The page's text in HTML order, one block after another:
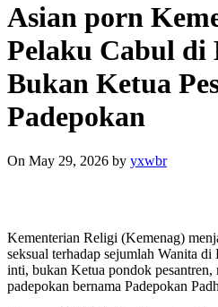
Asian porn
Pelaku Cabul di
Bukan Ketua
Padepokan
On May 29, 2026 by yxwbr
Kementerian Religi (Kemenag)
seksual terhadap sejumlah Wanita
inti, bukan Ketua pondok pesantren,
padepokan bernama Padepokan